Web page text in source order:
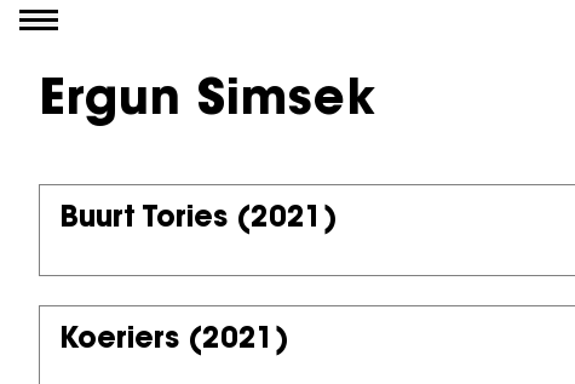
Ga naar inhoud
Ergun Simsek
Buurt Tories (2021)
Koeriers (2021)